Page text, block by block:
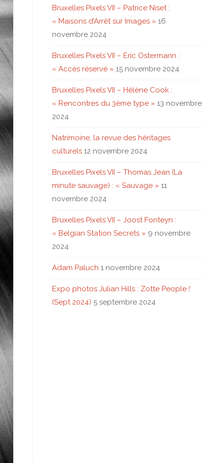
Bruxelles Pixels VII – Patrice Niset :
« Maisons d’Arrêt sur Images » 16
novembre 2024
Bruxelles Pixels VII – Eric Ostermann :
« Accès réservé » 15 novembre 2024
Bruxelles Pixels VII – Hélène Cook :
« Rencontres du 3ème type » 13 novembre
2024
Natrimoine, la revue des héritages
culturels 12 novembre 2024
Bruxelles Pixels VII – Thomas Jean (La
minute sauvage) : « Sauvage » 11
novembre 2024
Bruxelles Pixels VII – Joost Fonteyn :
« Belgian Station Secrets » 9 novembre
2024
Adam Paluch 1 novembre 2024
Expo photos Julian Hills : Zotte People !
(Sept 2024) 5 septembre 2024